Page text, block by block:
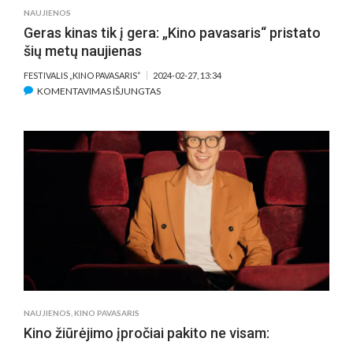
NAUJIENOS
Geras kinas tik į gera: „Kino pavasaris“ pristato
šių metų naujienas
FESTIVALIS „KINO PAVASARIS“ 2024-02-27, 13:34
KOMENTAVIMAS IŠJUNGTASĮRAŠE
GERA:
„KINO
PAVASARIS“
PRISTATO
ŠIŲ
METŲ
NAUJIENAS
NAUJIENOS KINO PAVASARIS
Kino žiūrėjimo įpročiai pakito ne visam: